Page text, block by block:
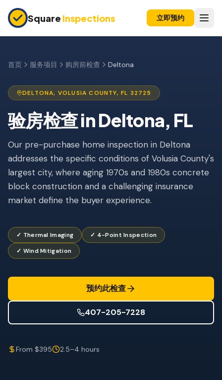
Square Inspections 立即预约
购房前检查
11个月保修检查
公寓检查
上市前检查
投资房产
保险检查
四点检查
防风检查
屋顶认证
无人机检查
首页 服务项目 购房前检查 Deltona
DELTONA, VOLUSIA COUNTY, FL 32725
验房检查inDeltona, FL
Our pre-purchase home inspection in Deltona
addresses the specific conditions of Volusia County's
largest city, where aging 1970s and 1980s concrete
block construction and a challenging insurance
market define the buyer experience.
✓ Thermal Imaging
✓ 4-Point Inspection
✓ Wind Mitigation
预约此检查
407-205-7228
From $395 2.5–4 hours